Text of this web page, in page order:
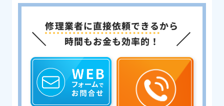
修理業者に直接依頼できるから
時間もお金も効率的！